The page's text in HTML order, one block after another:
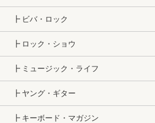
┣ ビバ・ロック
┣ ロック・ショウ
┣ ミュージック・ライフ
┣ ヤング・ギター
┣ キーボード・マガジン